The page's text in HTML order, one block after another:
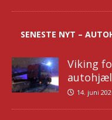
SENESTE NYT –
Viking
14. juni